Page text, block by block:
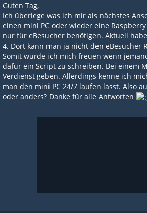
Guten Tag,
Ich überlege was ich mir als nächstes
einen mini PC oder wieder eine
nur für eBesucher benötigen. Aktuell
4. Dort kann man ja nicht den eBesucher
Somit würde ich mich freuen wenn
dafür ein Script zu schreiben. Bei einem
Verdienst geben. Allerdings kenne ich
man den mini PC 24/7 laufen lässt. Also
oder anders? Danke für alle Antworten